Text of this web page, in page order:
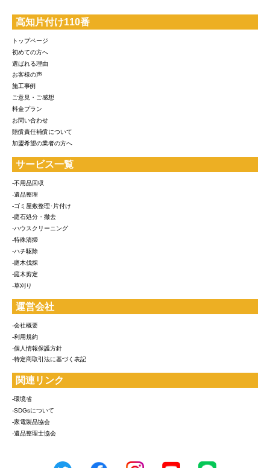
高知片付け110番
トップページ
初めての方へ
選ばれる理由
お客様の声
施工事例
ご意見・ご感想
料金プラン
お問い合わせ
賠償責任補償について
加盟希望の業者の方へ
サービス一覧
-不用品回収
-遺品整理
-ゴミ屋敷整理･片付け
-庭石処分・撤去
-ハウスクリーニング
-特殊清掃
-ハチ駆除
-庭木伐採
-庭木剪定
-草刈り
運営会社
-会社概要
-利用規約
-個人情報保護方針
-特定商取引法に基づく表記
関連リンク
-環境省
-SDGsについて
-家電製品協会
-遺品整理士協会